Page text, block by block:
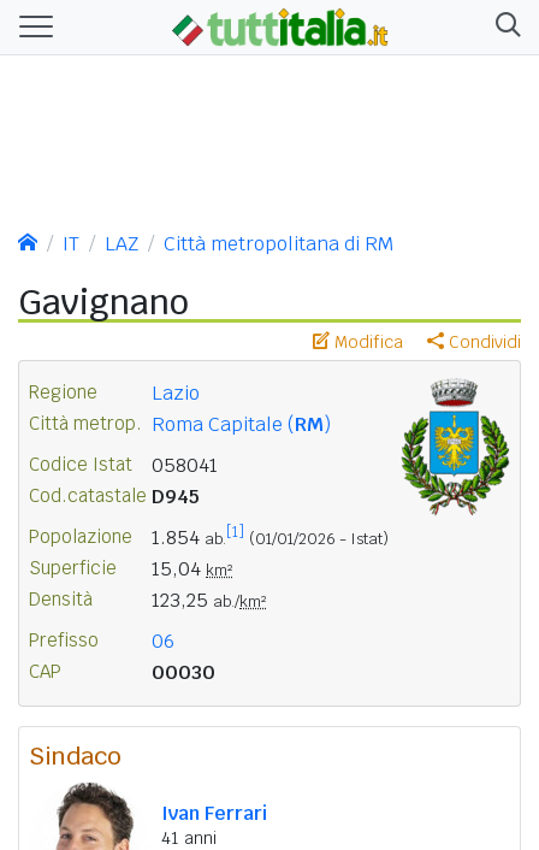
IT LAZ Città metropolitana di RM
Gavignano
Modifica Condividi
Regione Lazio
Città metrop. Roma Capitale (RM)
Codice Istat 058041
Cod.catastale D945
Popolazione 1.854 ab. [1] (01/01/2026 - Istat)
Superficie 15,04 km²
Densità 123,25 ab./km²
Prefisso 06
CAP 00030
Sindaco
Ivan Ferrari
41 anni